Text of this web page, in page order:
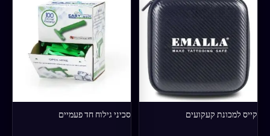
קייס למכונת קעקועים סכיני גילוח חד פעמיים